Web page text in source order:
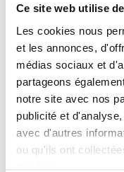
Ce site web utilise
Les cookies nous
et les annonces,
médias sociaux et
partageons
notre site avec nos
publicité et
avec d'autres
ou qu'ils ont
services.
terapia de